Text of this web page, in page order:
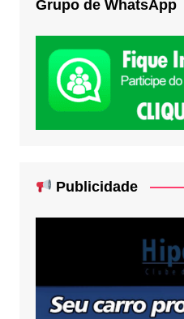
Grupo de WhatsApp
Publicidade